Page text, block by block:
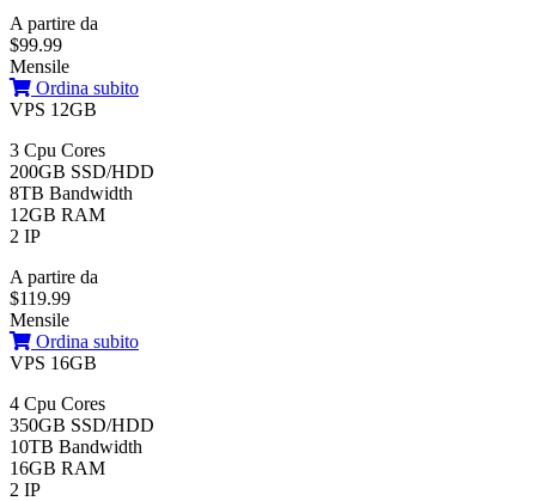
A partire da
$99.99
Mensile
Ordina subito
VPS 12GB
3 Cpu Cores
200GB SSD/HDD
8TB Bandwidth
12GB RAM
2 IP
A partire da
$119.99
Mensile
Ordina subito
VPS 16GB
4 Cpu Cores
350GB SSD/HDD
10TB Bandwidth
16GB RAM
2 IP